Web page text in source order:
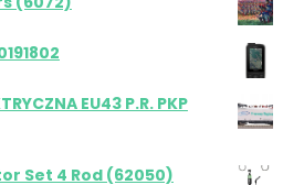
EU43 P.R. PKP
Set 4 Rod (62050)